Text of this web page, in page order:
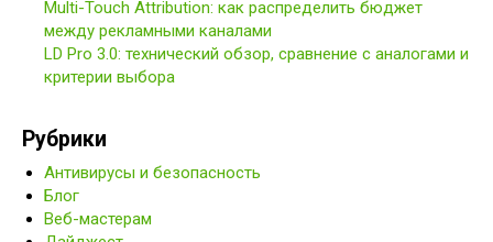
Multi-Touch Attribution: как распределить бюджет
между рекламными каналами
LD Pro 3.0: технический обзор, сравнение с аналогами и
критерии выбора
Рубрики
Антивирусы и безопасность
Блог
Веб-мастерам